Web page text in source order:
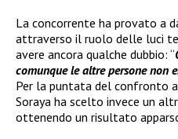
La concorrente ha provato a
attraverso il ruolo delle luci
avere ancora qualche dubbio: “
comunque le altre persone non
Per la puntata del confronto
Soraya ha scelto invece un
ottenendo un risultato